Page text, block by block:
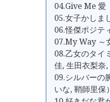
04.Give Me 愛
05.女子かしま
06.怪傑ポジテ
07.My Way ～
08.乙女のタイ
佳, 生田衣梨奈,
09.シルバーの
いな, 鞘師里保）